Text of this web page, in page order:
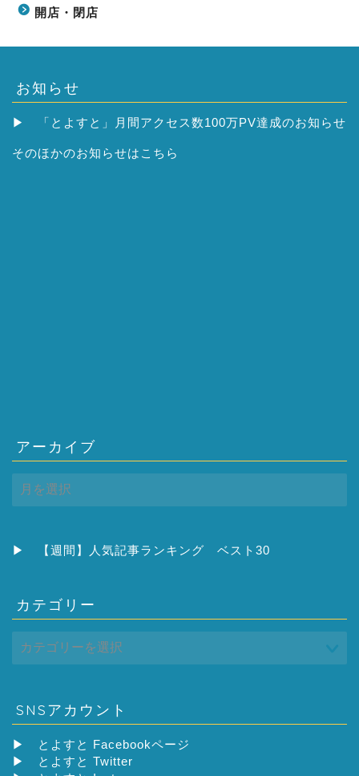
開店・閉店
お知らせ
▶ 「とよすと」月間アクセス数100万PV達成のお知らせ
そのほかのお知らせはこちら
アーカイブ
ー
ブ
▶ 【週間】人気記事ランキング ベスト30
カテゴリー
SNSアカウント
▶
とよすと Facebookページ
▶
とよすと Twitter